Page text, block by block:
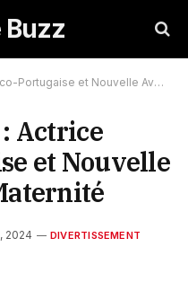
Buzz
et Nouvelle Aventure de la Maternité
Actrice
et Nouvelle
2024 DIVERTISSEMENT